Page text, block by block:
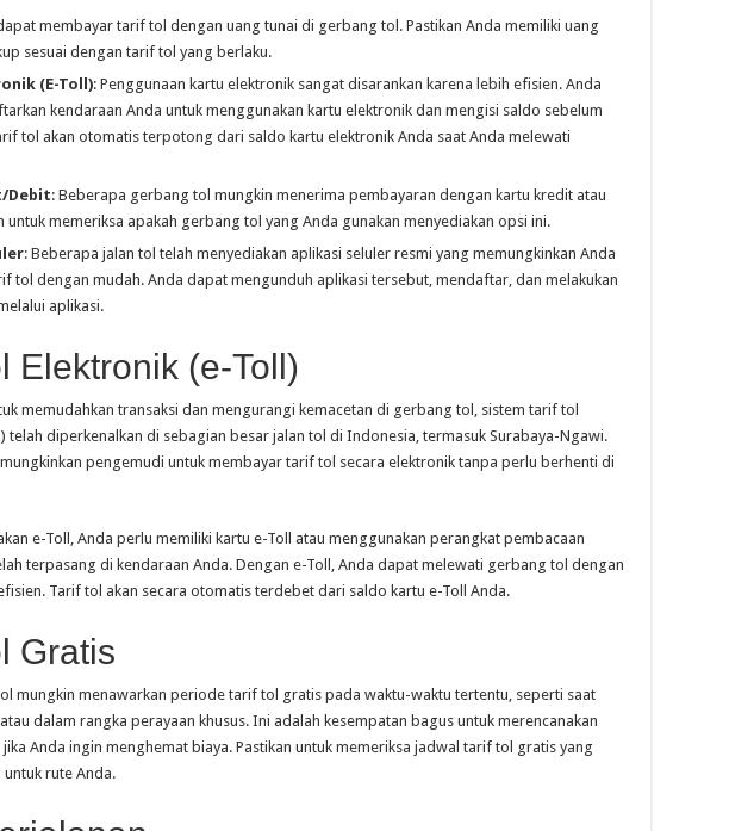
membayar tarif tol dengan uang tunai di gerbang tol. Pastikan Anda memiliki uang
sesuai dengan tarif tol yang berlaku.
(E-Toll): Penggunaan kartu elektronik sangat disarankan karena lebih efisien. Anda
kendaraan Anda untuk menggunakan kartu elektronik dan mengisi saldo sebelum
tol akan otomatis terpotong dari saldo kartu elektronik Anda saat Anda melewati
Debit: Beberapa gerbang tol mungkin menerima pembayaran dengan kartu kredit atau
untuk memeriksa apakah gerbang tol yang Anda gunakan menyediakan opsi ini.
: Beberapa jalan tol telah menyediakan aplikasi seluler resmi yang memungkinkan Anda
tol dengan mudah. Anda dapat mengunduh aplikasi tersebut, mendaftar, dan melakukan
aplikasi.
Elektronik (e-Toll)
memudahkan transaksi dan mengurangi kemacetan di gerbang tol, sistem tarif tol
telah diperkenalkan di sebagian besar jalan tol di Indonesia, termasuk Surabaya-Ngawi.
pengemudi untuk membayar tarif tol secara elektronik tanpa perlu berhenti di
e-Toll, Anda perlu memiliki kartu e-Toll atau menggunakan perangkat pembacaan
terpasang di kendaraan Anda. Dengan e-Toll, Anda dapat melewati gerbang tol dengan
Tarif tol akan secara otomatis terdebet dari saldo kartu e-Toll Anda.
Gratis
mungkin menawarkan periode tarif tol gratis pada waktu-waktu tertentu, seperti saat
dalam rangka perayaan khusus. Ini adalah kesempatan bagus untuk merencanakan
Anda ingin menghemat biaya. Pastikan untuk memeriksa jadwal tarif tol gratis yang
rute Anda.